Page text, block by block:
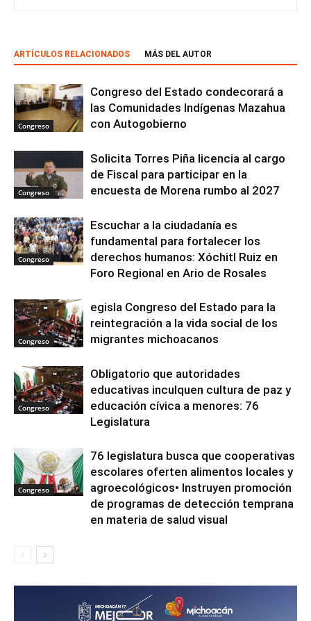
ARTÍCULOS RELACIONADOS MÁS DEL AUTOR
Congreso
Congreso del Estado condecorará a
las Comunidades Indígenas Mazahua
con Autogobierno
Congreso
Solicita Torres Piña licencia al cargo
de Fiscal para participar en la
encuesta de Morena rumbo al 2027
Congreso
Escuchar a la ciudadanía es
fundamental para fortalecer los
derechos humanos: Xóchitl Ruiz en
Foro Regional en Ario de Rosales
Congreso
egisla Congreso del Estado para la
reintegración a la vida social de los
migrantes michoacanos
Congreso
Obligatorio que autoridades
educativas inculquen cultura de paz y
educación cívica a menores: 76
Legislatura
Congreso
76 legislatura busca que cooperativas
escolares oferten alimentos locales y
agroecológicos•⁠ ⁠Instruyen promoción
de programas de detección temprana
en materia de salud visual